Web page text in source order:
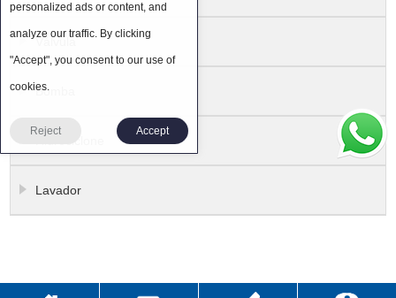
Válvula
Bomba
Hidrociclone
Lavador
personalized ads or content, and
analyze our traffic. By clicking
"Accept", you consent to our use of
cookies.
Reject Accept